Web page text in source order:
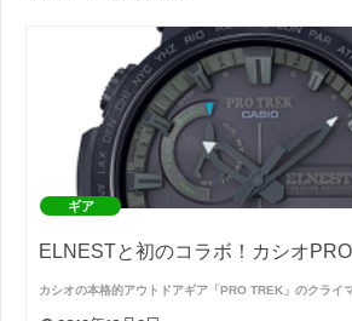
ギア
ELNESTと初のコラボ！カシオ
カシオの本格的アウトドアギア「PRO TREK」のクライ